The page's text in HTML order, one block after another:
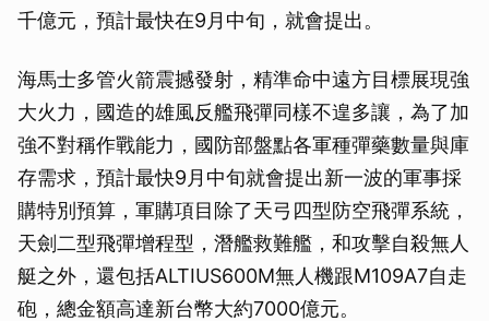
千億元，預計最快在9月中旬，就會提出。
海馬士多管火箭震撼發射，精準命中遠方目標展現強
大火力，國造的雄風反艦飛彈同樣不遑多讓，為了加
強不對稱作戰能力，國防部盤點各軍種彈藥數量與庫
存需求，預計最快9月中旬就會提出新一波的軍事採
購特別預算，軍購項目除了天弓四型防空飛彈系統，
天劍二型飛彈增程型，潛艦救難艦，和攻擊自殺無人
艇之外，還包括ALTIUS600M無人機跟M109A7自走
砲，總金額高達新台幣大約7000億元。